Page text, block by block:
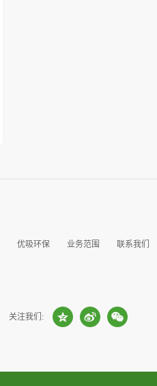
优吸环保 业务范围
联系我们
关注我们: